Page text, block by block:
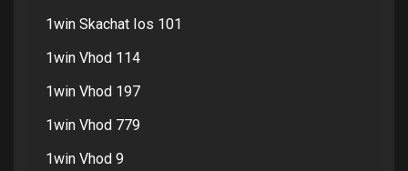
1win Skachat Ios 101
1win Vhod 114
1win Vhod 197
1win Vhod 779
1win Vhod 9